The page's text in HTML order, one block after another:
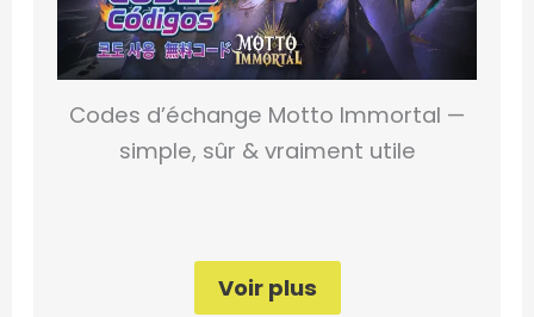
Codes d’échange Motto Immortal —
simple, sûr & vraiment utile
Voir plus